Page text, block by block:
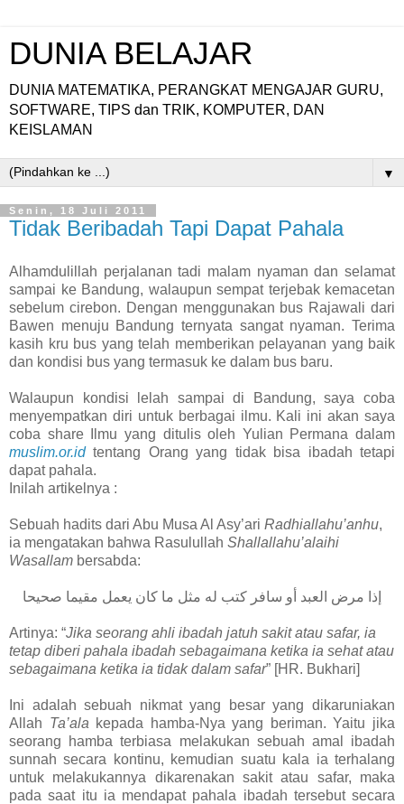
DUNIA BELAJAR
DUNIA MATEMATIKA, PERANGKAT MENGAJAR GURU,
SOFTWARE, TIPS dan TRIK, KOMPUTER, DAN
KEISLAMAN
▼
Senin, 18 Juli 2011
Tidak Beribadah Tapi Dapat Pahala
Alhamdulillah perjalanan tadi malam nyaman dan selamat
sampai ke Bandung, walaupun sempat terjebak kemacetan
sebelum cirebon. Dengan menggunakan bus Rajawali dari
Bawen menuju Bandung ternyata sangat nyaman. Terima
kasih kru bus yang telah memberikan pelayanan yang baik
dan kondisi bus yang termasuk ke dalam bus baru.
Walaupun kondisi lelah sampai di Bandung, saya coba
menyempatkan diri untuk berbagai ilmu. Kali ini akan saya
coba share Ilmu yang ditulis oleh Yulian Permana dalam
muslim.or.idtentang Orang yang tidak bisa ibadah tetapi
dapat pahala.
Inilah artikelnya :
Sebuah hadits dari Abu Musa Al Asy’ari Radhiallahu’anhu,
ia mengatakan bahwa Rasulullah Shallallahu’alaihi
Wasallam bersabda:
إذا مرض العبد أو سافر كتب له مثل ما كان يعمل مقيما صحيحا
Artinya: “Jika seorang ahli ibadah jatuh sakit atau safar, ia
tetap diberi pahala ibadah sebagaimana ketika ia sehat atau
sebagaimana ketika ia tidak dalam safar” [HR. Bukhari]
Ini adalah sebuah nikmat yang besar yang dikaruniakan
Allah Ta’ala kepada hamba-Nya yang beriman. Yaitu jika
seorang hamba terbiasa melakukan sebuah amal ibadah
sunnah secara kontinu, kemudian suatu kala ia terhalang
untuk melakukannya dikarenakan sakit atau safar, maka
pada saat itu ia mendapat pahala ibadah tersebut secara